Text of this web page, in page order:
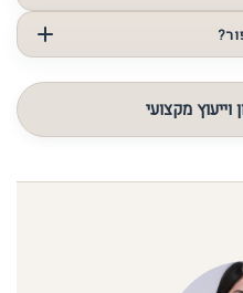
טיפוח מתמשכת
טווח המחירים של מוצרי ביופור נע בין 153 – 408 ש"ח, כאשר
וההתאמה הטיפולית.
מקצועי